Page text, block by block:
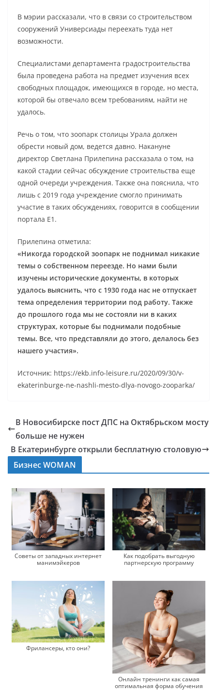
В мэрии рассказали, что в связи со строительством
сооружений Универсиады переехать туда нет
возможности.
Специалистами департамента градостроительства
была проведена работа на предмет изучения всех
свободных площадок, имеющихся в городе, но места,
которой бы отвечало всем требованиям, найти не
удалось.
Речь о том, что зоопарк столицы Урала должен
обрести новый дом, ведется давно. Накануне
директор Светлана Прилепина рассказала о том, на
какой стадии сейчас обсуждение строительства еще
одной очереди учреждения. Также она пояснила, что
лишь с 2019 года учреждение смогло принимать
участие в таких обсуждениях, говорится в сообщении
портала Е1.
Прилепина отметила:
«Никогда городской зоопарк не поднимал никакие
темы о собственном переезде. Но нами были
изучены исторические документы, в которых
удалось выяснить, что с 1930 года нас не отпускает
тема определения территории под работу. Также
до прошлого года мы не состояли ни в каких
структурах, которые бы поднимали подобные
темы. Все, что представляли до этого, делалось без
нашего участия».
Источник: https://ekb.info-leisure.ru/2020/09/30/v-
ekaterinburge-ne-nashli-mesto-dlya-novogo-zooparka/
В Новосибирске пост ДПС на Октябрьском мосту
больше не нужен
В Екатеринбурге открыли бесплатную столовую
Бизнес WOMAN
Советы от западных интернет
манимэйкеров
Как подобрать выгодную
партнерскую программу
Фрилансеры, кто они?
Онлайн тренинги как самая
оптимальная форма обучения